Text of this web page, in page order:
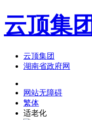
云顶集团
云顶集团
湖南省政府网
网站无障碍
繁体
适老化